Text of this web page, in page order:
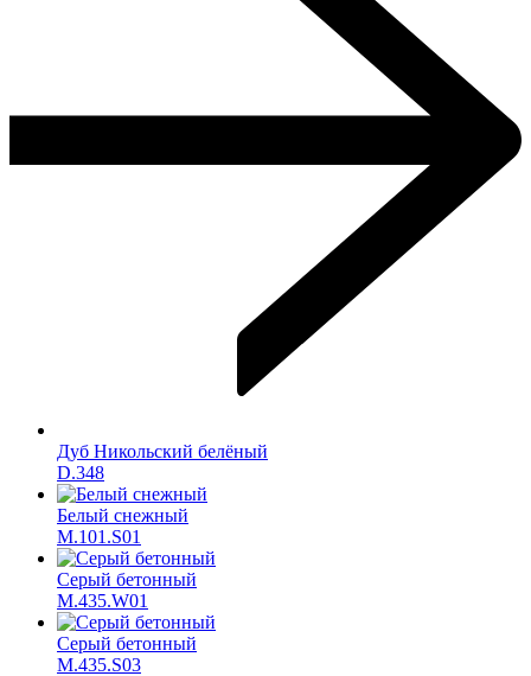
Дуб Никольский белёный
D.348
Белый снежный
M.101.S01
Серый бетонный
M.435.W01
Серый бетонный
M.435.S03